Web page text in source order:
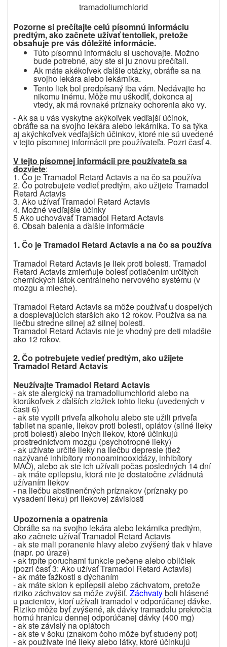
tramadoliumchlorid
Pozorne si prečítajte celú písomnú informáciu
predtým, ako začnete užívať tentoliek, pretože
obsahuje pre vás dôležité informácie.
Túto písomnú informáciu si uschovajte. Možno
bude potrebné, aby ste si ju znovu prečítali.
Ak máte akékoľvek ďalšie otázky, obráťte sa na
svojho lekára alebo lekárnika.
Tento liek bol predpísaný iba vám. Nedávajte ho
nikomu inému. Môže mu uškodiť, dokonca aj
vtedy, ak má rovnaké príznaky ochorenia ako vy.
- Ak sa u vás vyskytne akýkoľvek vedľajší účinok,
obráťte sa na svojho lekára alebo lekárnika. To sa týka
aj akýchkoľvek vedľajších účinkov, ktoré nie sú uvedené
v tejto písomnej informácii pre používateľa. Pozri časť 4.
V tejto písomnej informácii pre používateľa sa
dozviete:
1. Čo jeTramadol Retard Actavisa na čo sa používa
2. Čo potrebujete vedieť predtým, ako užijeteTramadol
Retard Actavis
3. Ako užívaťTramadol Retard Actavis
4. Možné vedľajšie účinky
5 Ako uchovávaťTramadol Retard Actavis
6. Obsah balenia a ďalšie informácie
1. Čo jeTramadol Retard Actavis a na čo sa používa
Tramadol Retard Actavis je liek proti bolesti. Tramadol
Retard Actavis zmierňuje bolesť potlačením určitých
chemických látok centrálneho nervového systému (v
mozgu a mieche).
Tramadol Retard Actavis sa môže používať u dospelých
a dospievajúcich starších ako 12 rokov. Používa sa na
liečbu stredne silnej až silnej bolesti.
Tramadol Retard Actavis nie je vhodný pre deti mladšie
ako 12 rokov.
2. Čo potrebujete vedieť predtým, ako užijete
Tramadol Retard Actavis
NeužívajteTramadol Retard Actavis
- ak ste alergický na tramadoliumchlorid alebo na
ktorúkoľvek z ďalších zložiek tohto lieku (uvedených v
časti 6)
- ak ste vypili priveľa alkoholu alebo ste užili priveľa
tabliet na spanie, liekov proti bolesti, opiátov (silné lieky
proti bolesti) alebo iných liekov, ktoré účinkujú
prostredníctvom mozgu (psychotropné lieky)
- ak užívate určité lieky na liečbu depresie (tiež
nazývané inhibítory monoaminooxidázy, inhibítory
MAO), alebo ak ste ich užívali počas posledných 14 dní
- ak máte epilepsiu, ktorá nie je dostatočne zvládnutá
užívaním liekov
- na liečbu abstinenčných príznakov (príznaky po
vysadení lieku) pri liekovej závislosti
Upozornenia a opatrenia
Obráťte sa na svojho lekára alebo lekárnika predtým,
ako začnete užívať Tramadol Retard Actavis
- ak ste mali poranenie hlavy alebo zvýšený tlak v hlave
(napr. po úraze)
- ak trpíte poruchami funkcie pečene alebo obličiek
(pozri časť 3: Ako užívať Tramadol Retard Actavis)
- ak máte ťažkosti s dýchaním
- ak máte sklon k epilepsii alebo záchvatom, pretože
riziko záchvatov sa môže zvýšiť. Záchvatyboli hlásené
u pacientov, ktorí užívali tramadol v odporúčanej dávke.
Riziko môže byť zvýšené, ak dávky tramadolu prekročia
hornú hranicu dennej odporúčanej dávky (400 mg)
- ak ste závislý na opiátoch
- ak ste v šoku (znakom čoho môže byť studený pot)
- ak používate iné lieky alebo látky, ktoré účinkujú